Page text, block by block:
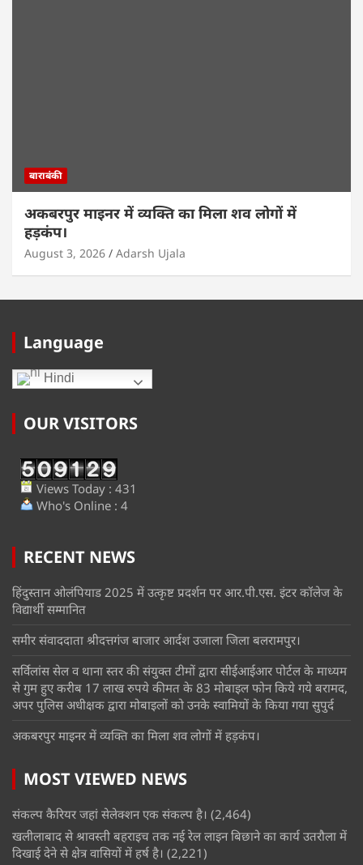
बाराबंकी
अकबरपुर माइनर में व्यक्ति का मिला शव लोगों में
हड़कंप।
August 3, 2026 Adarsh Ujala
Language
Hindi
OUR VISITORS
Views Today : 431
Who's Online : 4
RECENT NEWS
हिंदुस्तान ओलंपियाड 2025 में उत्कृष्ट प्रदर्शन पर आर.पी.एस. इंटर कॉलेज के
विद्यार्थी सम्मानित
समीर संवाददाता श्रीदत्तगंज बाजार आर्दश उजाला जिला बलरामपुर।
सर्विलांस सेल व थाना स्तर की संयुक्त टीमों द्वारा सीईआईआर पोर्टल के माध्यम
से गुम हुए करीब 17 लाख रुपये कीमत के 83 मोबाइल फोन किये गये बरामद,
अपर पुलिस अधीक्षक द्वारा मोबाइलों को उनके स्वामियों के किया गया सुपुर्द
अकबरपुर माइनर में व्यक्ति का मिला शव लोगों में हड़कंप।
MOST VIEWED NEWS
संकल्प कैरियर जहां सेलेक्शन एक संकल्प है। (2,464)
खलीलाबाद से श्रावस्ती बहराइच तक नई रेल लाइन बिछाने का कार्य उतरौला में
दिखाई देने से क्षेत्र वासियों में हर्ष है। (2,221)